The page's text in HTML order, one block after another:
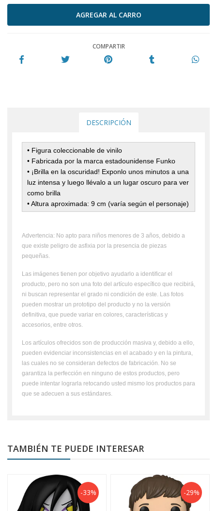
COMPARTIR
DESCRIPCIÓN
• Figura coleccionable de vinilo
• Fabricada por la marca estadounidense Funko
• ¡Brilla en la oscuridad! Exponlo unos minutos a una
luz intensa y luego llévalo a un lugar oscuro para ver
como brilla
• Altura aproximada: 9 cm (varía según el personaje)
Advertencia: No apto para niños menores de 3 años, debido a
que existe peligro de asfixia por la presencia de piezas
pequeñas.
Las imágenes tienen por objetivo ayudarlo a identificar el
producto, pero no son una foto del artículo específico que recibirá,
ni buscan representar el grado ni condición de este. Las fotos
pueden mostrar un prototipo del producto y no la versión
definitiva, que puede variar en colores, características y
accesorios, entre otros.
Los artículos ofrecidos son de producción masiva y, debido a ello,
pueden evidenciar inconsistencias en el acabado y en la pintura,
las cuales no se consideran defectos de fabricación. No se
garantiza la perfección en ninguno de estos productos, pero
puede intentar lograrla retocando usted mismo los productos para
que se adecuen a sus estándares.
TAMBIÉN TE PUEDE INTERESAR
-33% -29%